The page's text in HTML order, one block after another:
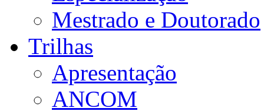
Mestrado e Doutorado
Trilhas
Apresentação
ANCOM